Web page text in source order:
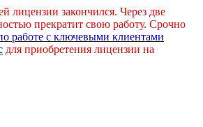
лицензии закончился. Через две
прекратит свою работу. Срочно
работе с ключевыми клиентами
для приобретения лицензии на